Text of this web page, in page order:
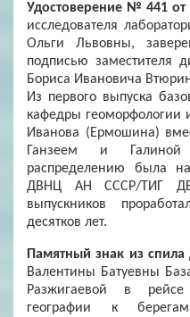
Удостоверение № 441 от
исследователя
Ольги Львовны,
подписью заместителя
Бориса Ивановича
Из первого выпуска
кафедры геоморфологии
Иванова (Ермошина)
Ганзеем и
распределению была
ДВНЦ АН СССР/ТИГ
выпускников
десятков лет.
Памятный знак из спила
Валентины Батуевны
Разжигаевой в рейсе
географии к